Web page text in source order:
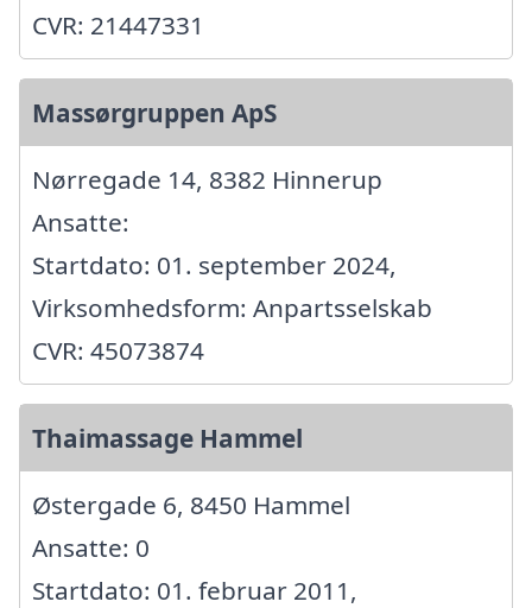
CVR: 21447331
Massørgruppen ApS
Nørregade 14, 8382 Hinnerup
Ansatte:
Startdato: 01. september 2024,
Virksomhedsform: Anpartsselskab
CVR: 45073874
Thaimassage Hammel
Østergade 6, 8450 Hammel
Ansatte: 0
Startdato: 01. februar 2011,